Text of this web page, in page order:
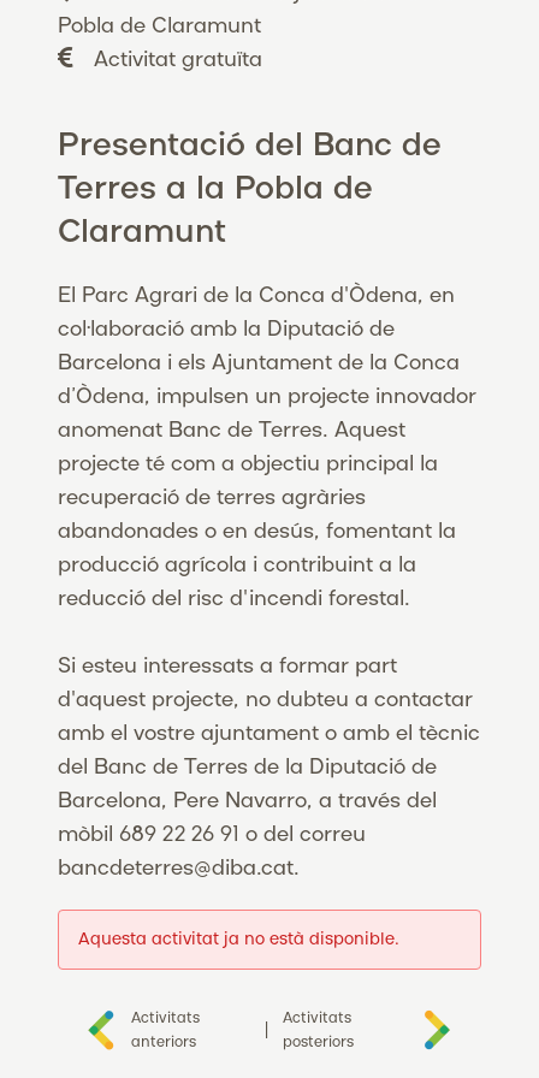
Pobla de Claramunt
Activitat gratuïta
Activitats
anteriors
Activitats
posteriors
Aquesta activitat ja no està disponible.
Presentació del Banc de
Terres a la Pobla de
Claramunt
El Parc Agrari de la Conca d'Òdena, en
col·laboració amb la Diputació de
Barcelona i els Ajuntament de la Conca
d’Òdena, impulsen un projecte innovador
anomenat Banc de Terres. Aquest
projecte té com a objectiu principal la
recuperació de terres agràries
abandonades o en desús, fomentant la
producció agrícola i contribuint a la
reducció del risc d'incendi forestal.
Si esteu interessats a formar part
d'aquest projecte, no dubteu a contactar
amb el vostre ajuntament o amb el tècnic
del Banc de Terres de la Diputació de
Barcelona, Pere Navarro, a través del
mòbil 689 22 26 91 o del correu
bancdeterres@diba.cat.